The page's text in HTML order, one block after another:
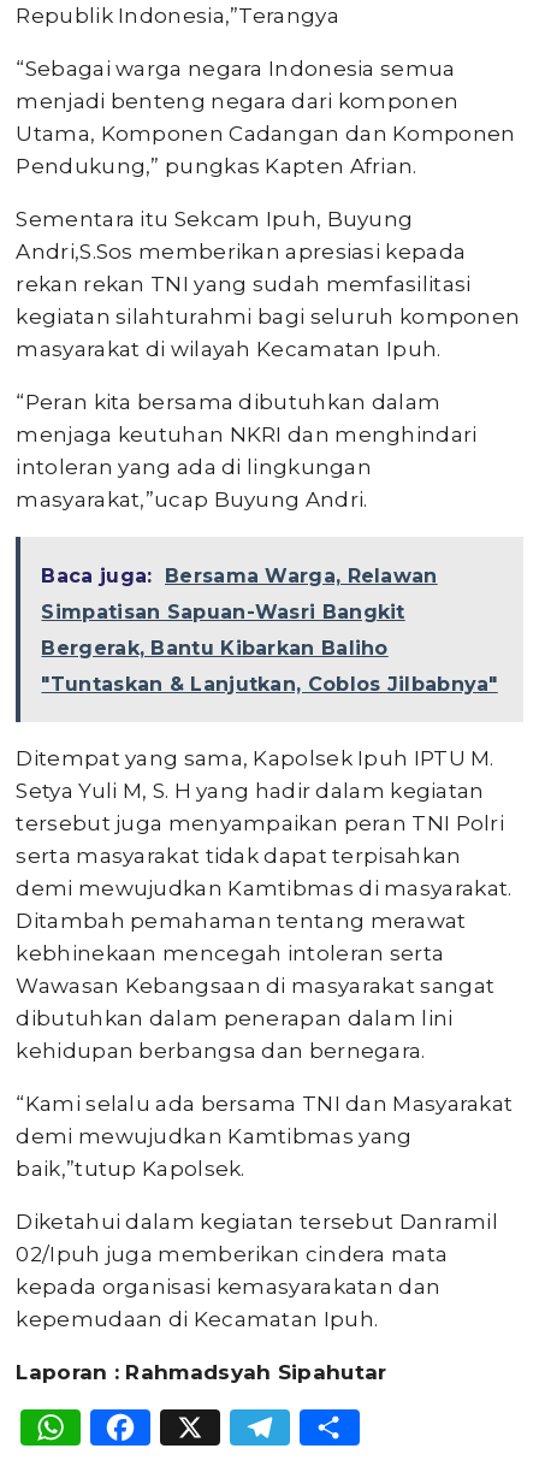
Republik Indonesia,”Terangya
“Sebagai warga negara Indonesia semua
menjadi benteng negara dari komponen
Utama, Komponen Cadangan dan Komponen
Pendukung,” pungkas Kapten Afrian.
Sementara itu Sekcam Ipuh, Buyung
Andri,S.Sos memberikan apresiasi kepada
rekan rekan TNI yang sudah memfasilitasi
kegiatan silahturahmi bagi seluruh komponen
masyarakat di wilayah Kecamatan Ipuh.
“Peran kita bersama dibutuhkan dalam
menjaga keutuhan NKRI dan menghindari
intoleran yang ada di lingkungan
masyarakat,”ucap Buyung Andri.
Baca juga:
Bersama Warga, Relawan
Simpatisan Sapuan-Wasri Bangkit
Bergerak, Bantu Kibarkan Baliho
"Tuntaskan & Lanjutkan, Coblos Jilbabnya"
Ditempat yang sama, Kapolsek Ipuh IPTU M.
Setya Yuli M, S. H yang hadir dalam kegiatan
tersebut juga menyampaikan peran TNI Polri
serta masyarakat tidak dapat terpisahkan
demi mewujudkan Kamtibmas di masyarakat.
Ditambah pemahaman tentang merawat
kebhinekaan mencegah intoleran serta
Wawasan Kebangsaan di masyarakat sangat
dibutuhkan dalam penerapan dalam lini
kehidupan berbangsa dan bernegara.
“Kami selalu ada bersama TNI dan Masyarakat
demi mewujudkan Kamtibmas yang
baik,”tutup Kapolsek.
Diketahui dalam kegiatan tersebut Danramil
02/Ipuh juga memberikan cindera mata
kepada organisasi kemasyarakatan dan
kepemudaan di Kecamatan Ipuh.
Laporan : Rahmadsyah Sipahutar
WhatsApp
Facebook
X Telegram